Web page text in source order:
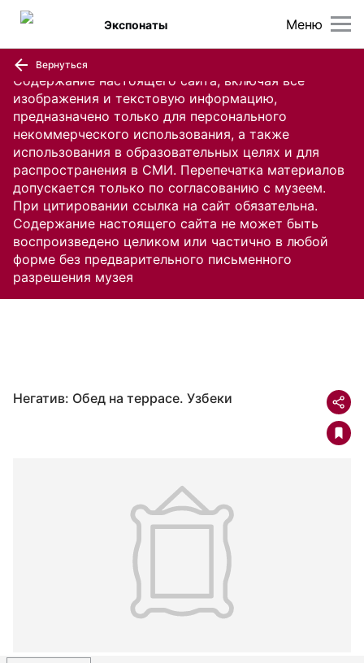
Содержание настоящего сайта, включая все
изображения и текстовую информацию,
предназначено только для персонального
некоммерческого использования, а также
использования в образовательных целях и для
распространения в СМИ. Перепечатка материалов
допускается только по согласованию с музеем.
При цитировании ссылка на сайт обязательна.
Содержание настоящего сайта не может быть
воспроизведено целиком или частично в любой
форме без предварительного письменного
разрешения музея
Меню
Экспонаты
Вернуться
Негатив: Обед на террасе. Узбеки